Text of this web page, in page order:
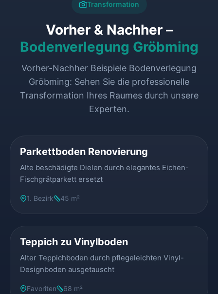
Transformation
Vorher & Nachher –
Bodenverlegung Gröbming
Vorher-Nachher Beispiele Bodenverlegung
Gröbming: Sehen Sie die professionelle
Transformation Ihres Raumes durch unsere
Experten.
Parkettboden Renovierung
Alte beschädigte Dielen durch elegantes Eichen-
Fischgrätparkett ersetzt
1. Bezirk 45 m²
Teppich zu Vinylboden
Alter Teppichboden durch pflegeleichten Vinyl-
Designboden ausgetauscht
Favoriten 68 m²